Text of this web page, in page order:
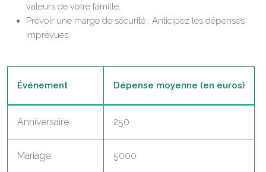
valeurs de votre famille.
Prévoir une marge de sécurité : Anticipez les dépenses
imprévues.
Événement Dépense moyenne (en euros)
Anniversaire 250
Mariage 5000